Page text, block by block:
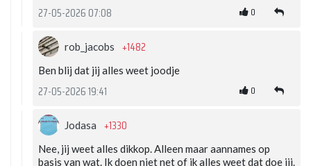
27-05-2026 07:08 0
rob_jacobs +1482
Ben blij dat jij alles weet joodje
27-05-2026 19:41 0
Jodasa +1330
Nee, jij weet alles dikkop. Alleen maar aannames op
basis van wat. Ik doen niet net of ik alles weet dat doe jij.